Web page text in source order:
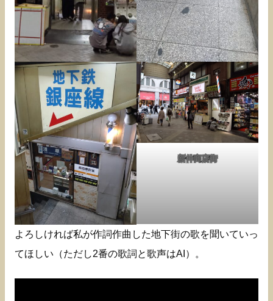
新仲商店街
よろしければ私が作詞作曲した地下街の歌を聞いていっ
てほしい（ただし2番の歌詞と歌声はAI）。